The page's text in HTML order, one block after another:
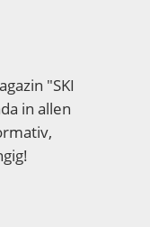
"SKI
in allen